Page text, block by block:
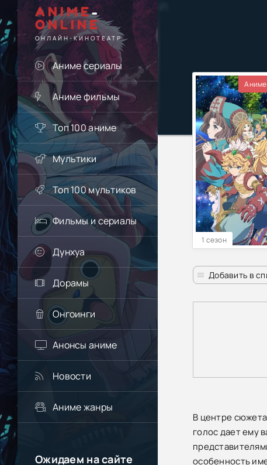
ANIME-
ONLINE
ОНЛАЙН-КИНОТЕАТР
Аниме сериалы
Аниме фильмы
Топ 100 аниме
Мультики
Топ 100 мультиков
Фильмы и сериалы
Дунхуа
Дорамы
Онгоинги
Анонсы аниме
Новости
Аниме жанры
Ожидаем на сайте
1 сезон
Добавить в
В центре
голос дает ему
особенность